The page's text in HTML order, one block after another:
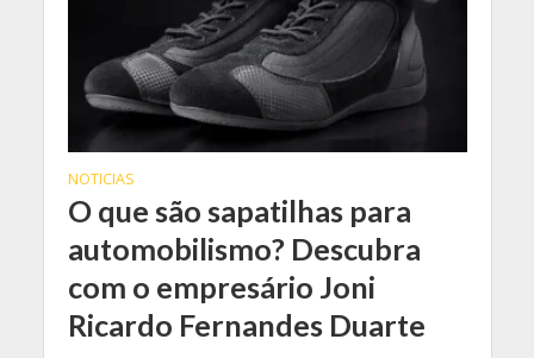
NOTICIAS
O que são sapatilhas para
automobilismo? Descubra
com o empresário Joni
Ricardo Fernandes Duarte